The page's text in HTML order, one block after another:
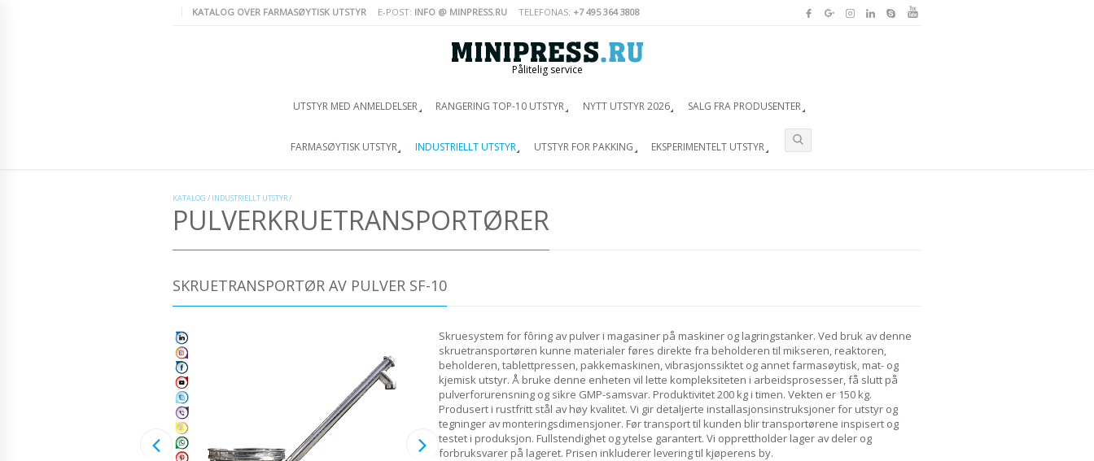
KATALOG OVER FARMASØYTISK UTSTYR E-POST: INFO @ MINPRESS.RU TELEFONAS: +7 495 364 3808
Pålitelig service
UTSTYR MED ANMELDELSER RANGERING TOP-10 UTSTYR NYTT UTSTYR 2026 SALG FRA PRODUSENTER
FARMASØYTISK UTSTYR INDUSTRIELLT UTSTYR UTSTYR FOR PAKKING EKSPERIMENTELT UTSTYR
KATALOG / INDUSTRIELLT UTSTYR/
PULVERKRUETRANSPORTØRER
SKRUETRANSPORTØR AV PULVER SF-10
Skruesystem for fôring av pulver i magasiner på maskiner og lagringstanker. Ved bruk av denne
skruetransportøren kunne materialer føres direkte fra beholderen til mikseren, reaktoren,
beholderen, tablettpressen, pakkemaskinen, vibrasjonssiktet og annet farmasøytisk, mat- og
kjemisk utstyr. Å bruke denne enheten vil lette kompleksiteten i arbeidsprosesser, få slutt på
pulverforurensning og sikre GMP-samsvar. Produktivitet 200 kg i timen. Vekten er 150 kg.
Produsert i rustfritt stål av høy kvalitet. Vi gir detaljerte installasjonsinstruksjoner for utstyr og
tegninger av monteringsdimensjoner. Før transport til kunden blir transportørene inspisert og
testet i produksjon. Fullstendighet og ytelse garantert. Vi opprettholder lager av deler og
forbruksvarer på lageret. Prisen inkluderer levering til kjøperens by.